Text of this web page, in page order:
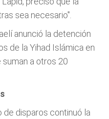
sea necesario".
anunció la detención
de la Yihad Islámica en
suman a otros 20
de disparos continuó la